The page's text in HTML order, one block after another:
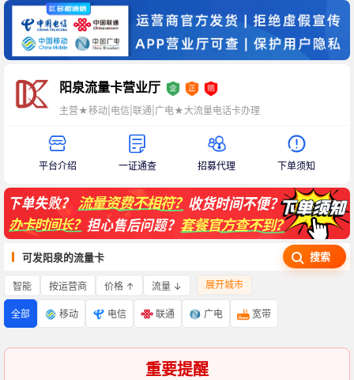
阳泉流量卡营业厅
主营★移动|电信|联通|广电★大流量电话卡办理
平台介绍 一证通查 招募代理 下单须知
可发阳泉的流量卡 搜索
智能 按运营商 价格 ↑ 流量 ↓ 展开城市
全部 移动 电信 联通 广电 宽带
重要提醒